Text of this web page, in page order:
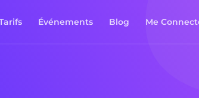
Événements Blog Me